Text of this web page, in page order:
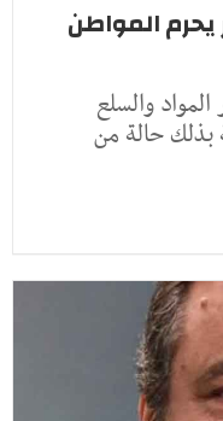
المواطن
والسلع
بذلك حالة من